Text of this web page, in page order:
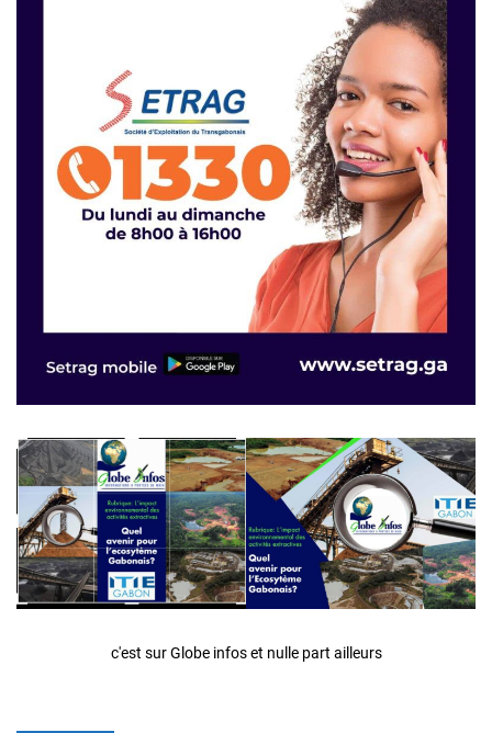
c'est sur Globe infos et nulle part ailleurs